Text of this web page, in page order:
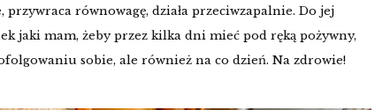
równowagę, działa przeciwzapalnie. Do jej
jaki mam, żeby przez kilka dni mieć pod ręką pożywny,
sobie, ale również na co dzień. Na zdrowie!